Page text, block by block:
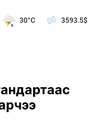
30°C 3593.5$